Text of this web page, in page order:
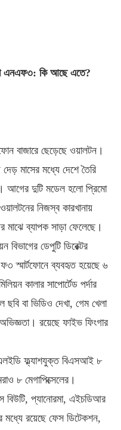
এনএফ৩: কি আছে এতে?
বাজারে ছেড়েছে ওয়ালটন।
মাসের মধ্যে দেশে তৈরি
আগের দুটি মডেল হলো প্রিমো
নিজস্ব কারখানায়
মাঝে ব্যাপক সাড়া ফেলেছে।
ডেপুটি ডিরেক্টর
স্মার্টফোনে ব্যবহৃত হয়েছে ৬
কালার সাপোর্টেড পর্দার
বা ভিডিও দেখা, গেম খেলা
অভিজ্ঞতা। রয়েছে ফাইভ ফিংগার
ফ্ল্যাশযুক্ত বিএসআই ৮
৮ মেগাপিক্সেলের।
বিউটি, প্যানোরমা, এইচডিআর
মধ্যে রয়েছে ফেস ডিটেকশন,